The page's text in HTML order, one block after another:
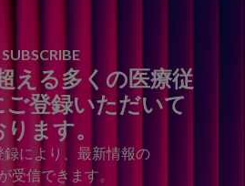
SUBSCRIBE
える多くの医療従
登録いただいて
ります。
録により、最新情報の
受信できます。